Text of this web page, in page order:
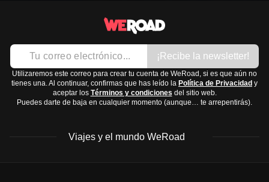
¡Recibe la newsletter!
Utilizaremos este correo para crear tu cuenta de WeRoad, si es que aún no
tienes una. Al continuar, confirmas que has leído la Política de Privacidad y
aceptar los Términos y condiciones del sitio web.
Puedes darte de baja en cualquier momento (aunque… te arrepentirás).
Viajes y el mundo WeRoad